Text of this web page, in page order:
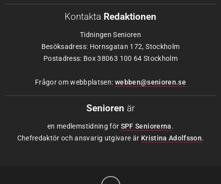
Kontakta Redaktionen
Tidningen Senioren
Besöksadress: Hornsgatan 172, Stockholm
Postadress: Box 38063 100 64 Stockholm
Frågor om webbplatsen: webben@senioren.se
Senioren är
en medlemstidning för SPF Seniorerna.
Chefredaktör och ansvarig utgivare är Kristina Adolfsson.